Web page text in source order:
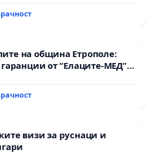
на община Етрополе:
от “Елаците-МЕД”
ще се изпълнят всички
визи за руснаци и